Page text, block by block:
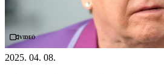
Videó
2025. 04. 08.